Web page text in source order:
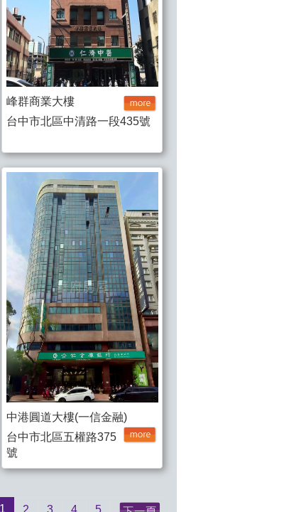
峰群商業大樓
台中市北區中清路一段435號
中港圓道大樓(一信金融)
台中市北區五權路375
號
1 2 3 4 5